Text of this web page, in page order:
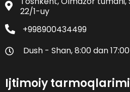
22/1-uy
+998900434499
Dush - Shan, 8:00 dan
Ijtimoiy